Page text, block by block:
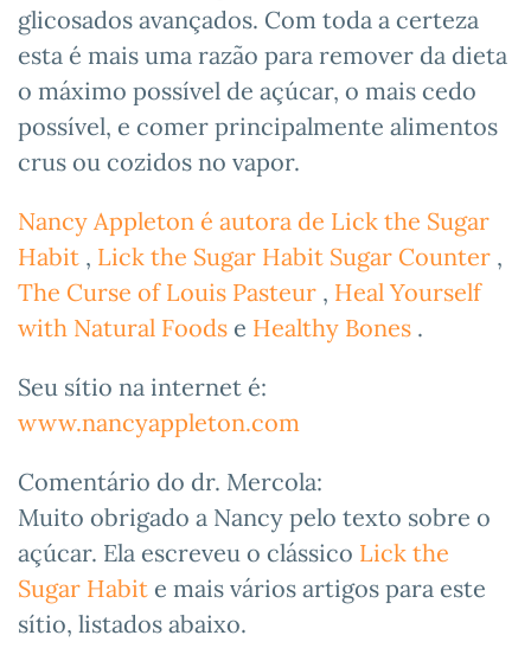
glicosados avançados. Com toda a certeza
esta é mais uma razão para remover da dieta
o máximo possível de açúcar, o mais cedo
possível, e comer principalmente alimentos
crus ou cozidos no vapor.
Nancy Appleton é autora de Lick the Sugar
Habit , Lick the Sugar Habit Sugar Counter ,
The Curse of Louis Pasteur , Heal Yourself
with Natural Foods e Healthy Bones .
Seu sítio na internet é:
www.nancyappleton.com
Comentário do dr. Mercola:
Muito obrigado a Nancy pelo texto sobre o
açúcar. Ela escreveu o clássico Lick the
Sugar Habit e mais vários artigos para este
sítio, listados abaixo.